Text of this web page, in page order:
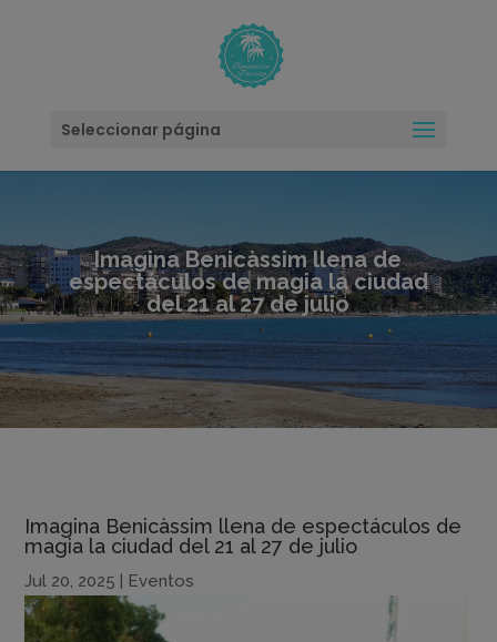
Seleccionar página
Imagina Benicàssim llena de
espectáculos de magia la ciudad
del 21 al 27 de julio
Imagina Benicàssim llena de espectáculos de
magia la ciudad del 21 al 27 de julio
Jul 20, 2025 | Eventos